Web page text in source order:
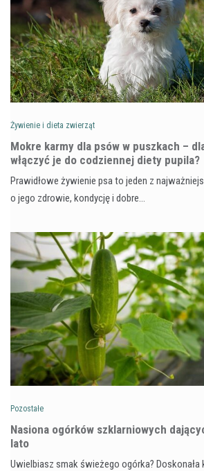
Żywienie i dieta zwierząt
Mokre karmy dla psów w puszkach –
włączyć je do codziennej diety pupila?
Prawidłowe żywienie psa to jeden z
o jego zdrowie, kondycję i dobre…
Pozostałe
Nasiona ogórków szklarniowych
lato
Uwielbiasz smak świeżego ogórka?